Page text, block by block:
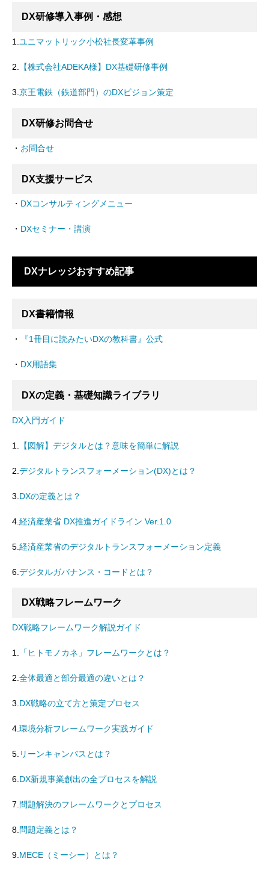
DX研修導入事例・感想
1.ユニマットリック小松社長変革事例
2. 【株式会社ADEKA様】DX基礎研修事例
3.京王電鉄（鉄道部門）のDXビジョン策定
DX研修お問合せ
・ お問合せ
DX支援サービス
・ DXコンサルティングメニュー
・ DXセミナー・講演
DXナレッジおすすめ記事
DX書籍情報
・ 『1冊目に読みたいDXの教科書』公式
・ DX用語集
DXの定義・基礎知識ライブラリ
DX入門ガイド
1. 【図解】デジタルとは？意味を簡単に解説
2. デジタルトランスフォーメーション(DX)とは？
3. DXの定義とは？
4. 経済産業省 DX推進ガイドライン Ver.1.0
5. 経済産業省のデジタルトランスフォーメーション定義
6. デジタルガバナンス・コードとは？
DX戦略フレームワーク
DX戦略フレームワーク解説ガイド
1. 「ヒトモノカネ」フレームワークとは？
2. 全体最適と部分最適の違いとは？
3. DX戦略の立て方と策定プロセス
4. 環境分析フレームワーク実践ガイド
5. リーンキャンバスとは？
6. DX新規事業創出の全プロセスを解説
7. 問題解決のフレームワークとプロセス
8. 問題定義とは？
9. MECE（ミーシー）とは？